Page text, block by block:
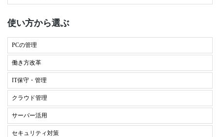
使い方から選ぶ
PCの管理
働き方改革
IT保守・管理
クラウド管理
サーバー活用
セキュリティ対策